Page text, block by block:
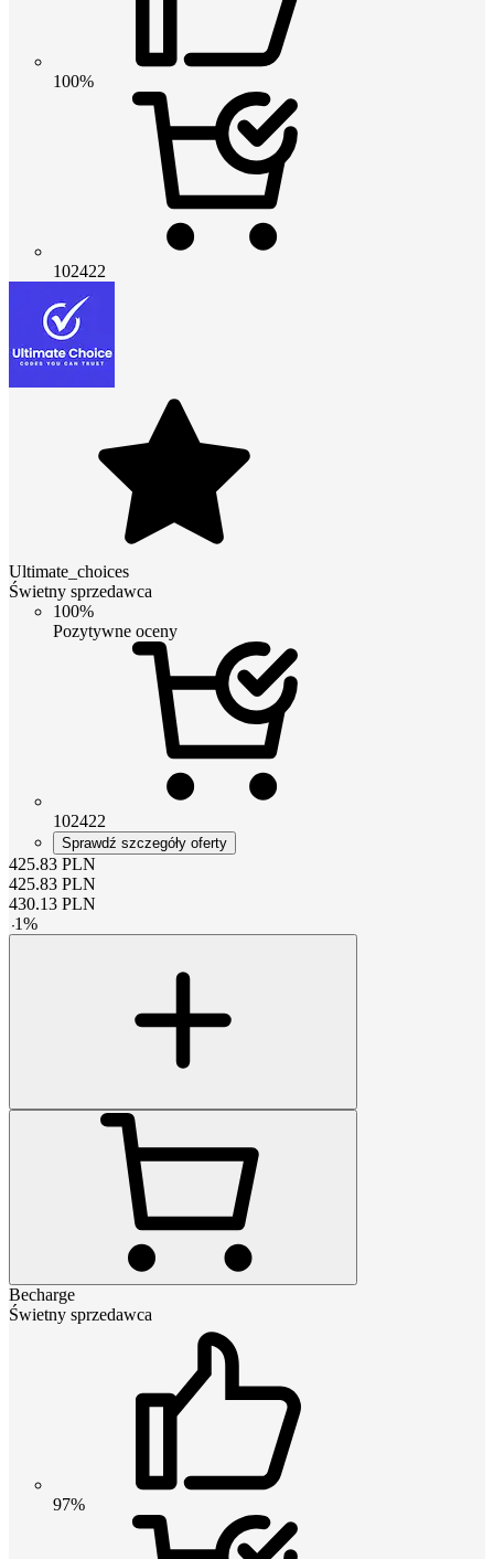
100%
102422
Ultimate_choices
Świetny sprzedawca
100%
Pozytywne oceny
102422
Sprawdź szczegóły oferty
425.83 PLN
425.83 PLN
430.13 PLN
-1%
Becharge
Świetny sprzedawca
97%